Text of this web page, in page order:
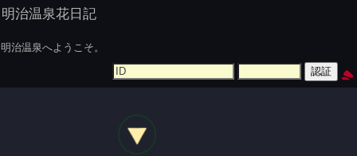
明治温泉花日記
明治温泉へようこそ。